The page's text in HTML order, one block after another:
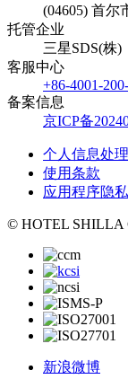
(04605) 首尔
托管企业
三星SDS(株)
客服中心
+86-4001-
备案信息
京ICP备
个人信息处
使用条款
应用程序隐
© HOTEL SHILLA
新浪微博